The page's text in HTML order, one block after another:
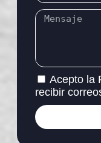
Acepto la
recibir